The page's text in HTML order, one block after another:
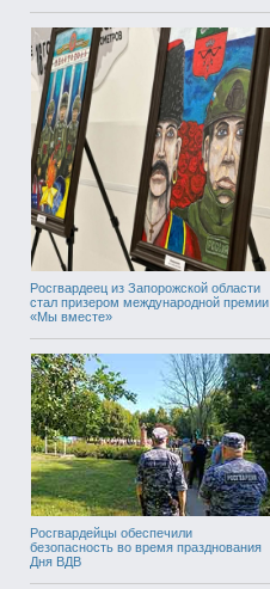
Росгвардеец из Запорожской области
стал призером международной премии
«Мы вместе»
Росгвардейцы обеспечили
безопасность во время празднования
Дня ВДВ